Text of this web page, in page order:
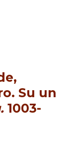
Su un
1003-